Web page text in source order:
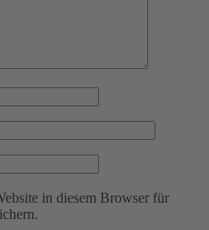
in diesem Browser für